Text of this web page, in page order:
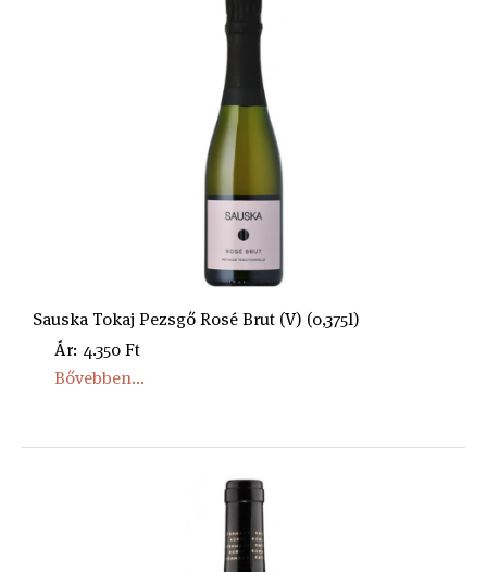
Sauska Tokaj Pezsgő Rosé Brut (V) (0,375l)
Ár: 4.350 Ft
Bővebben...